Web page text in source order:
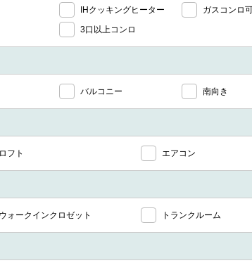
IHクッキングヒーター
ガスコンロ
3口以上コンロ
バルコニー 南向き
ロフト エアコン
ウォークインクロゼット トランクルーム